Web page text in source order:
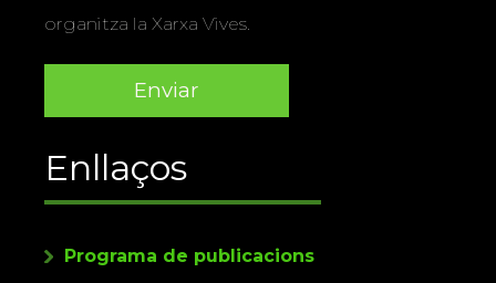
organitza la Xarxa Vives.
Enllaços
Programa de publicacions